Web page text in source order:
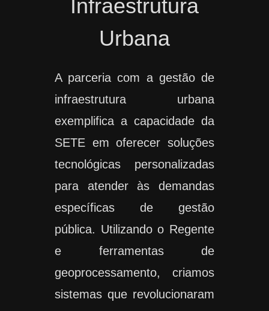
Infraestrutura
Urbana
A parceria com a gestão de
infraestrutura urbana
exemplifica a capacidade da
SETE em oferecer soluções
tecnológicas personalizadas
para atender às demandas
específicas de gestão
pública. Utilizando o Regente
e ferramentas de
geoprocessamento, criamos
sistemas que revolucionaram